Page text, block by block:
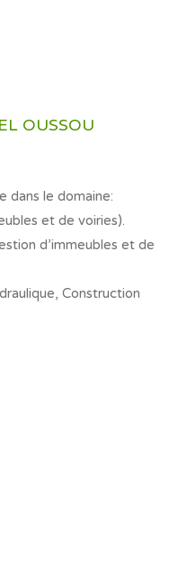
OUSSOU
dans le domaine:
et de voiries).
d’immeubles et de
Construction